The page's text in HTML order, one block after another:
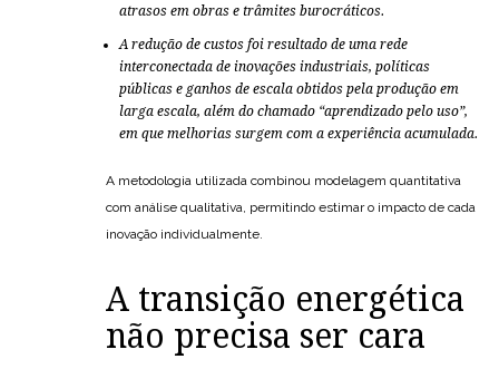
atrasos em obras e trâmites burocráticos.
A redução de custos foi resultado de uma rede
interconectada de inovações industriais, políticas
públicas e ganhos de escala obtidos pela produção em
larga escala, além do chamado “aprendizado pelo uso”,
em que melhorias surgem com a experiência acumulada.
A metodologia utilizada combinou modelagem quantitativa
com análise qualitativa, permitindo estimar o impacto de cada
inovação individualmente.
A transição energética
não precisa ser cara